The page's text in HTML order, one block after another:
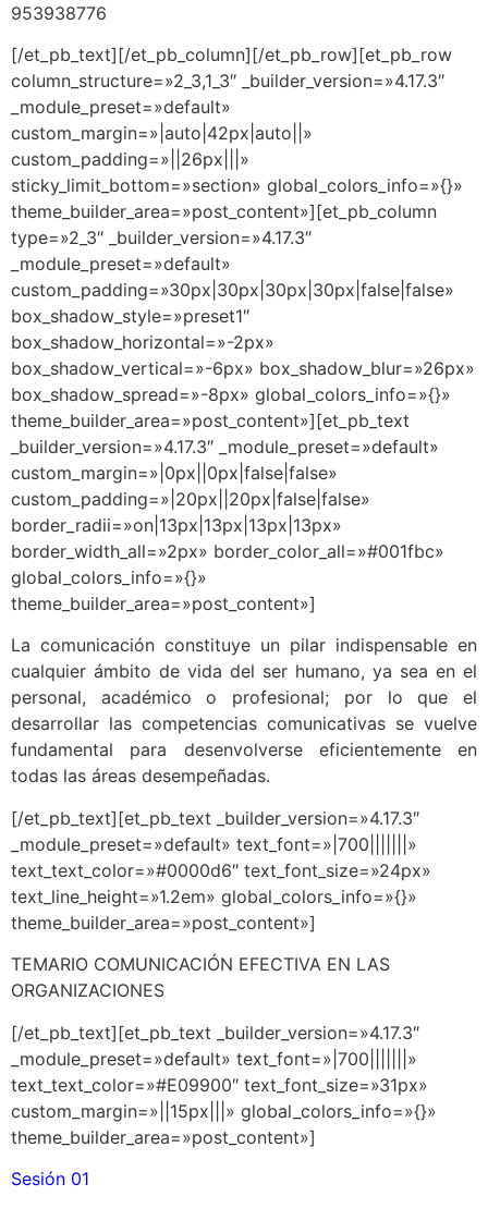
953938776
[/et_pb_text][/et_pb_column][/et_pb_row][et_pb_row
column_structure=»2_3,1_3″ _builder_version=»4.17.3″
_module_preset=»default»
custom_margin=»|auto|42px|auto||»
custom_padding=»||26px|||»
sticky_limit_bottom=»section» global_colors_info=»{}»
theme_builder_area=»post_content»][et_pb_column
type=»2_3″ _builder_version=»4.17.3″
_module_preset=»default»
custom_padding=»30px|30px|30px|30px|false|false»
box_shadow_style=»preset1″
box_shadow_horizontal=»-2px»
box_shadow_vertical=»-6px» box_shadow_blur=»26px»
box_shadow_spread=»-8px» global_colors_info=»{}»
theme_builder_area=»post_content»][et_pb_text
_builder_version=»4.17.3″ _module_preset=»default»
custom_margin=»|0px||0px|false|false»
custom_padding=»|20px||20px|false|false»
border_radii=»on|13px|13px|13px|13px»
border_width_all=»2px» border_color_all=»#001fbc»
global_colors_info=»{}»
theme_builder_area=»post_content»]
La comunicación constituye un pilar indispensable en
cualquier ámbito de vida del ser humano, ya sea en el
personal, académico o profesional; por lo que el
desarrollar las competencias comunicativas se vuelve
fundamental para desenvolverse eficientemente en
todas las áreas desempeñadas.
[/et_pb_text][et_pb_text _builder_version=»4.17.3″
_module_preset=»default» text_font=»|700|||||||»
text_text_color=»#0000d6″ text_font_size=»24px»
text_line_height=»1.2em» global_colors_info=»{}»
theme_builder_area=»post_content»]
TEMARIO COMUNICACIÓN EFECTIVA EN LAS
ORGANIZACIONES
[/et_pb_text][et_pb_text _builder_version=»4.17.3″
_module_preset=»default» text_font=»|700|||||||»
text_text_color=»#E09900″ text_font_size=»31px»
custom_margin=»||15px|||» global_colors_info=»{}»
theme_builder_area=»post_content»]
Sesión 01